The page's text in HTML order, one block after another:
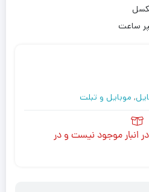
, موبایل و تبلت
انبار موجود نیست و در